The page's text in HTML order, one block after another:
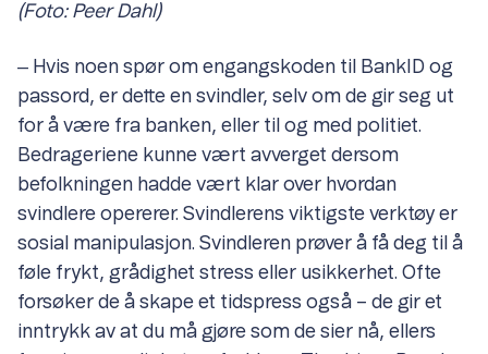
(Foto: Peer Dahl)
‒ Hvis noen spør om engangskoden til BankID og
passord, er dette en svindler, selv om de gir seg ut
for å være fra banken, eller til og med politiet.
Bedrageriene kunne vært avverget dersom
befolkningen hadde vært klar over hvordan
svindlere opererer. Svindlerens viktigste verktøy er
sosial manipulasjon. Svindleren prøver å få deg til å
føle frykt, grådighet stress eller usikkerhet. Ofte
forsøker de å skape et tidspress også – de gir et
inntrykk av at du må gjøre som de sier nå, ellers